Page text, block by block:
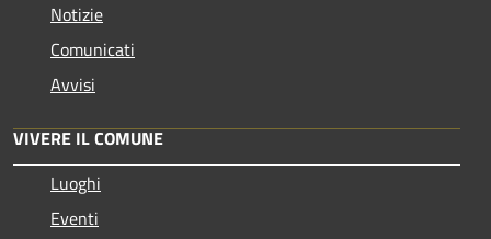
Notizie
Comunicati
Avvisi
VIVERE IL COMUNE
Luoghi
Eventi